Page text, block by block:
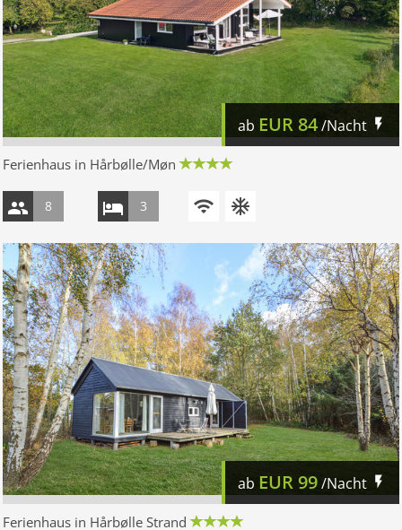
ab EUR 84/Nacht
Ferienhaus in Hårbølle/Møn
8 3
ab EUR99/Nacht
Ferienhaus in Hårbølle Strand